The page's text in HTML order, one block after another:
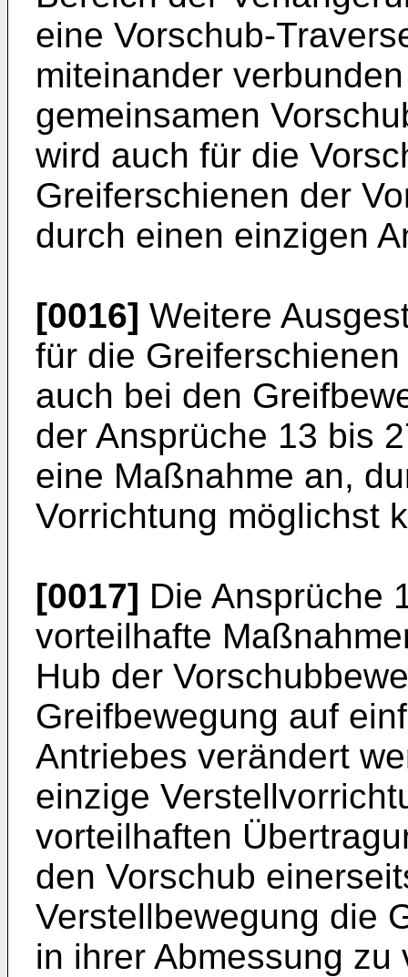
eine Vorschub-
miteinander
gemeinsamen
wird auch für die
Greiferschienen der
durch einen einzigen
[0016] Weitere
für die
auch bei den
der Ansprüche 13 bis
eine Maßnahme an,
Vorrichtung möglichst
[0017] Die Ansprüche
vorteilhafte
Hub der
Greifbewegung auf
Antriebes verändert
einzige
vorteilhaften
den Vorschub
Verstellbewegung die
in ihrer Abmessung zu